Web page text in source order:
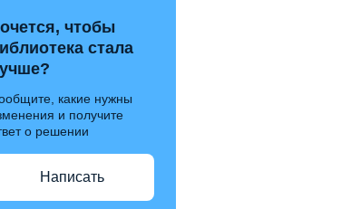
чтобы
стала
какие нужны
и получите
о решении
Написать